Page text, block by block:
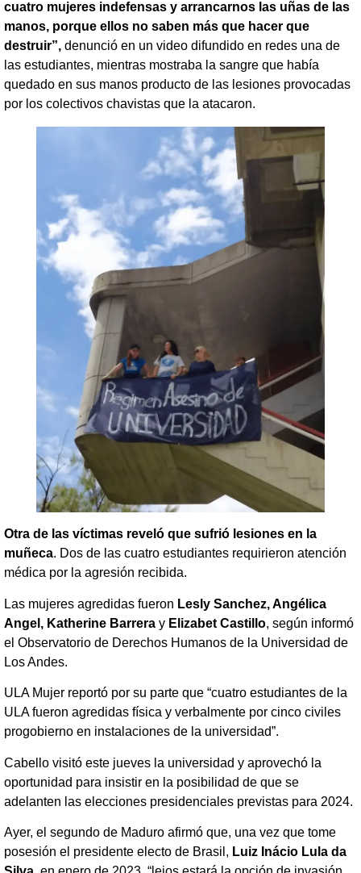
cuatro mujeres indefensas y arrancarnos las uñas de las
manos, porque ellos no saben más que hacer que
destruir”, denunció en un video difundido en redes una de
las estudiantes, mientras mostraba la sangre que había
quedado en sus manos producto de las lesiones provocadas
por los colectivos chavistas que la atacaron.
Otra de las víctimas reveló que sufrió lesiones en la
muñeca. Dos de las cuatro estudiantes requirieron atención
médica por la agresión recibida.
Las mujeres agredidas fueron Lesly Sanchez, Angélica
Angel, Katherine Barrera y Elizabet Castillo, según informó
el Observatorio de Derechos Humanos de la Universidad de
Los Andes.
ULA Mujer reportó por su parte que “cuatro estudiantes de la
ULA fueron agredidas física y verbalmente por cinco civiles
progobierno en instalaciones de la universidad”.
Cabello visitó este jueves la universidad y aprovechó la
oportunidad para insistir en la posibilidad de que se
adelanten las elecciones presidenciales previstas para 2024.
Ayer, el segundo de Maduro afirmó que, una vez que tome
posesión el presidente electo de Brasil, Luiz Inácio Lula da